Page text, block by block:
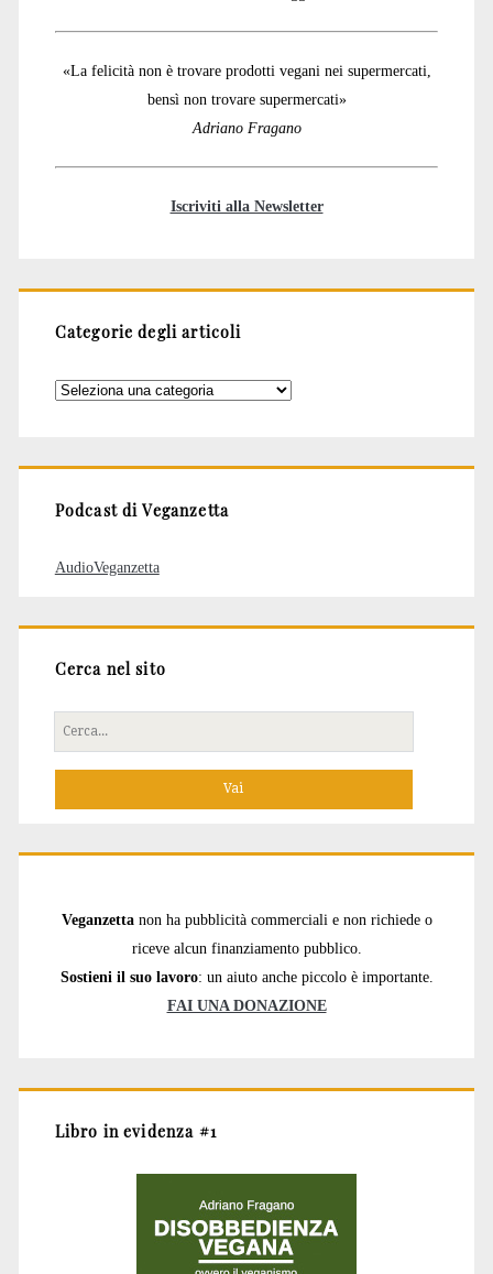
«La felicità non è trovare prodotti vegani nei supermercati,
bensì non trovare supermercati»
Adriano Fragano
Iscriviti alla Newsletter
Categorie degli articoli
Categorie
Podcast di Veganzetta
AudioVeganzetta
Cerca nel sito
Cerca
per:
Veganzetta non ha pubblicità commerciali e non richiede o
riceve alcun finanziamento pubblico.
Sostieni il suo lavoro: un aiuto anche piccolo è importante.
FAI UNA DONAZIONE
Libro in evidenza #1